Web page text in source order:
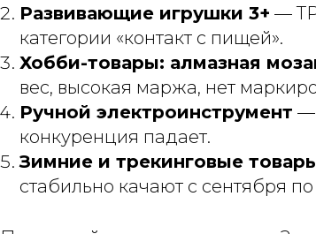
Развивающие игрушки 3+ —
категории «контакт с пищей».
Хобби-товары: алмазная
вес, высокая маржа, нет
Ручной электроинструмент —
конкуренция падает.
Зимние и трекинговые
стабильно качают с сентября